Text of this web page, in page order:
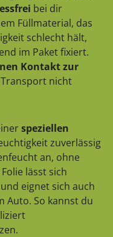
bei dir
Füllmaterial, das
schlecht hält,
im Paket fixiert.
Kontakt zur
nicht
speziellen
zuverlässig
an, ohne
lässt sich
eignet sich auch
Auto. So kannst du